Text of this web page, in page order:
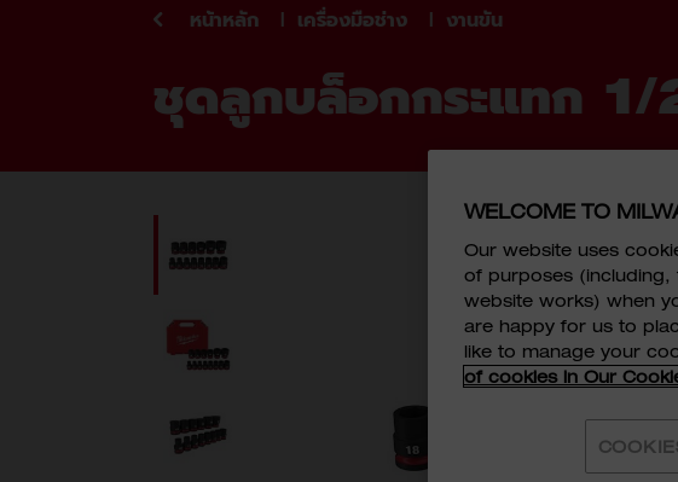
หน้าหลัก เครื่องมือช่าง งานขัน
ชุดลูกบล็อกกระแทก
WELCOME TO
Our website uses
of purposes
website works) when
are happy for us to
like to manage your
of cookies in Our